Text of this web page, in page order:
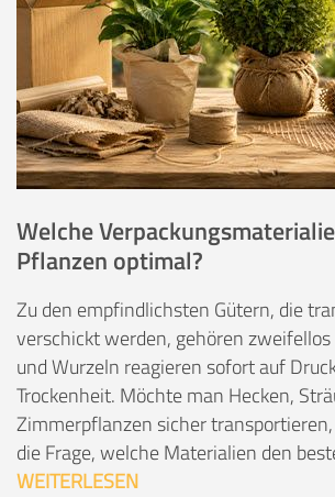
Welche
Pflanzen optimal?
Zu den empfindlichsten Gütern, die
verschickt werden, gehören
und Wurzeln reagieren sofort auf
Trockenheit. Möchte man Hecken,
Zimmerpflanzen sicher
die Frage, welche Materialien den
WEITERLESEN